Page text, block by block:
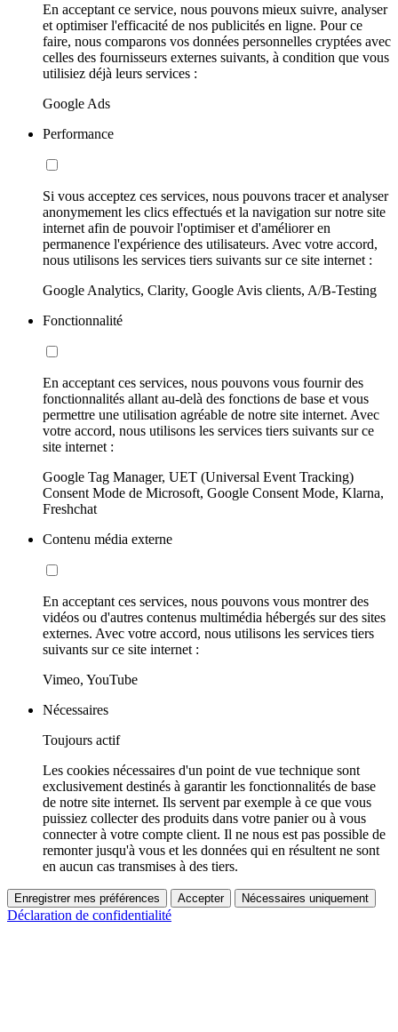
En acceptant ce service, nous pouvons mieux suivre, analyser
et optimiser l'efficacité de nos publicités en ligne. Pour ce
faire, nous comparons vos données personnelles cryptées avec
celles des fournisseurs externes suivants, à condition que vous
utilisiez déjà leurs services :
Google Ads
Performance
Si vous acceptez ces services, nous pouvons tracer et analyser
anonymement les clics effectués et la navigation sur notre site
internet afin de pouvoir l'optimiser et d'améliorer en
permanence l'expérience des utilisateurs. Avec votre accord,
nous utilisons les services tiers suivants sur ce site internet :
Google Analytics, Clarity, Google Avis clients, A/B-Testing
Fonctionnalité
En acceptant ces services, nous pouvons vous fournir des
fonctionnalités allant au-delà des fonctions de base et vous
permettre une utilisation agréable de notre site internet. Avec
votre accord, nous utilisons les services tiers suivants sur ce
site internet :
Google Tag Manager, UET (Universal Event Tracking)
Consent Mode de Microsoft, Google Consent Mode, Klarna,
Freshchat
Contenu média externe
En acceptant ces services, nous pouvons vous montrer des
vidéos ou d'autres contenus multimédia hébergés sur des sites
externes. Avec votre accord, nous utilisons les services tiers
suivants sur ce site internet :
Vimeo, YouTube
Nécessaires
Toujours actif
Les cookies nécessaires d'un point de vue technique sont
exclusivement destinés à garantir les fonctionnalités de base
de notre site internet. Ils servent par exemple à ce que vous
puissiez collecter des produits dans votre panier ou à vous
connecter à votre compte client. Il ne nous est pas possible de
remonter jusqu'à vous et les données qui en résultent ne sont
en aucun cas transmises à des tiers.
Enregistrer mes préférences Accepter Nécessaires uniquement
Déclaration de confidentialité